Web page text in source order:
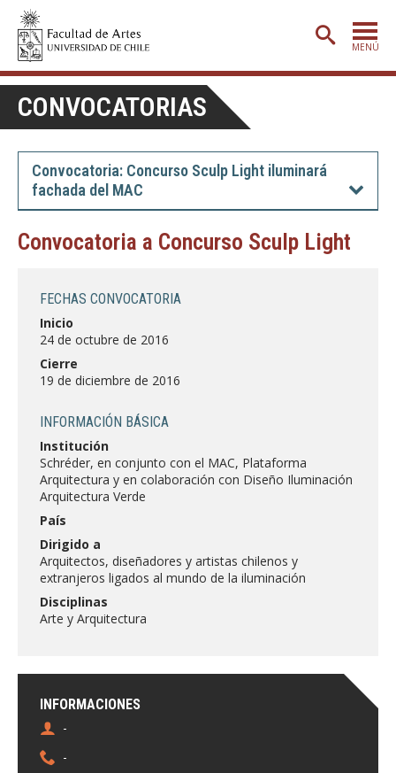
MENÚ
PORTADA
ADMISIÓN
ETAPA BÁSICA
POSTGRADO
CREACIÓNE INVESTIGACIÓN
BIBLIOTECA
Estudiantes
Académicas/os Egresadas/os
CONVOCATORIAS
Convocatoria: Concurso Sculp Light iluminará
fachada del MAC
Convocatoria a Concurso Sculp Light
INFORMACIONES
-
-
FECHAS CONVOCATORIA
Inicio
24 de octubre de 2016
Cierre
19 de diciembre de 2016
INFORMACIÓN BÁSICA
Institución
Schréder, en conjunto con el MAC, Plataforma
Arquitectura y en colaboración con Diseño Iluminación
Arquitectura Verde
País
Dirigido a
Arquitectos, diseñadores y artistas chilenos y
extranjeros ligados al mundo de la iluminación
Disciplinas
Arte y Arquitectura